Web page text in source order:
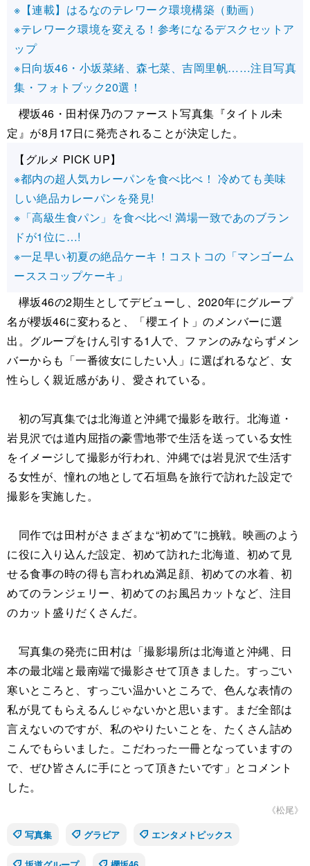
※【連載】はるなのテレワーク環境構築（動画）
※テレワーク環境を変える！参考になるデスクセットア
ップ
※日向坂46・小坂菜緒、森七菜、吉岡里帆……注目写真
集・フォトブック20選！
櫻坂46・田村保乃のファースト写真集『タイトル未
定』が8月17日に発売されることが決定した。
【グルメ PICK UP】
※都内の超人気カレーパンを食べ比べ！ 冷めても美味
しい絶品カレーパンを発見!
※「高級生食パン」を食べ比べ! 満場一致であのブラン
ドが1位に…!
※一足早い初夏の絶品ケーキ！コストコの「マンゴーム
ーススコップケーキ」
欅坂46の2期生としてデビューし、2020年にグループ
名が櫻坂46に変わると、「櫻エイト」のメンバーに選
出。グループをけん引する1人で、ファンのみならずメン
バーからも「一番彼女にしたい人」に選ばれるなど、女
性らしく親近感があり、愛されている。
初の写真集では北海道と沖縄で撮影を敢行。北海道・
岩見沢では道内屈指の豪雪地帯で生活を送っている女性
をイメージして撮影が行われ、沖縄では岩見沢で生活す
る女性が、憧れの地として石垣島を旅行で訪れた設定で
撮影を実施した。
同作では田村がさまざまな“初めて”に挑戦。映画のよう
に役に入り込んだ設定、初めて訪れた北海道、初めて見
せる食事の時の得も言われぬ満足顔、初めての水着、初
めてのランジェリー、初めてのお風呂カットなど、注目
のカット盛りだくさんだ。
写真集の発売に田村は「撮影場所は北海道と沖縄、日
本の最北端と最南端で撮影させて頂きました。すっごい
寒いところと、すっごい温かいところで、色んな表情の
私が見てもらえるんじゃないかと思います。まだ全部は
言えないのですが、私のやりたいことを、たくさん詰め
こんでもらいました。こだわった一冊となっていますの
で、ぜひ皆さんに手にとって頂きたいです」とコメント
した。
《松尾》
写真集
グラビア エンタメトピックス